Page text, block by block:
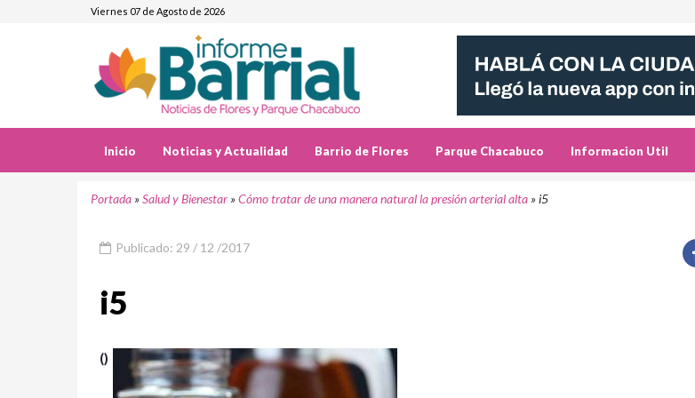
Viernes 07 de Agosto de 2026
Inicio Noticias y Actualidad Barrio de Flores Parque Chacabuco Informacion Util
Portada »Salud y Bienestar »Cómo tratar de una manera natural la presión arterial alta »i5
Publicado: 29 / 12 /2017
i5
()